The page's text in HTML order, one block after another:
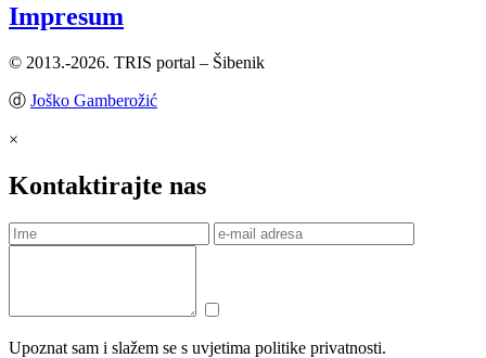
Impresum
© 2013.-2026. TRIS portal – Šibenik
ⓓ Joško Gamberožić
×
Kontaktirajte nas
Upoznat sam i slažem se s uvjetima politike privatnosti.